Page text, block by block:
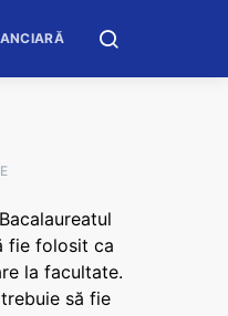
fie folosit ca
la facultate.
să fie